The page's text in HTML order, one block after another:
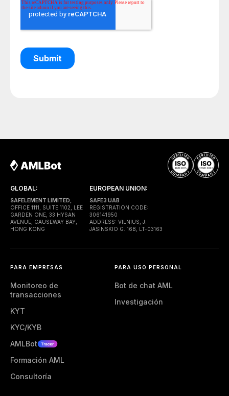
GLOBAL:
SAFELEMENT LIMITED,
OFFICE 1111, SUITE 1102, LEE
GARDEN ONE, 33 HYSAN
AVENUE, CAUSEWAY BAY,
HONG KONG
EUROPEAN UNION:
SAFE3 UAB
REGISTRATION CODE:
306141950
ADDRESS: VILNIUS, J.
JASINSKIO G. 16B, LT-03163
PARA EMPRESAS
Monitoreo de
transacciones
KYT
KYC/KYB
AMLBot
Formación AML
Consultoría
PARA USO PERSONAL
Bot de chat AML
Investigación